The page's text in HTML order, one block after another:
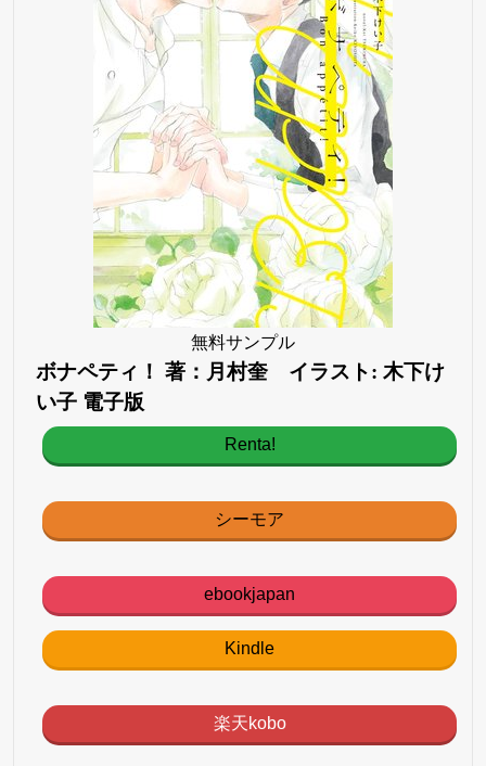
無料サンプル
ボナペティ！ 著：月村奎 イラスト: 木下け
い子 電子版
Renta!
シーモア
ebookjapan
Kindle
楽天kobo